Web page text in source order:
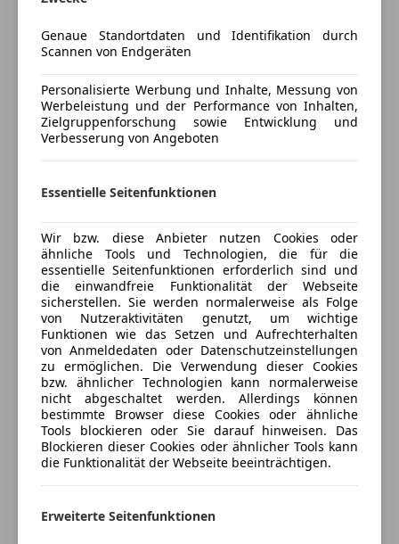
Polsterung Leder (Polster Original)
Motor, Antrieb und Verbrauch
Hubraum 1998 ccm
Schadstoffklasse EURO 6d
CO2-Ausstoß 35 g/km
Fahrzeughistorie
Herkunftsland Österreich
Anzahl Schlüssel 2
Fahrzeugzustand Unfallfrei
Letzter Service am 27.06.2025
Gewerbliche Nutzung Nein
Mehr anzeigen
Versicherung
Kfz-Versicherung
Versicherungsschutz an Ihre Bedürfnisse
Freischaden-Gutschein ab Stufe 0
Auto einfach online versichern & Rabatt holen
Jetzt berechnen
Verkäufer Privat
1110 wien, AT
Genaue Standortdaten und Identifikation durch
Scannen von Endgeräten
Personalisierte Werbung und Inhalte, Messung von
Werbeleistung und der Performance von Inhalten,
Zielgruppenforschung sowie Entwicklung und
Verbesserung von Angeboten
Essentielle Seitenfunktionen
Wir bzw. diese Anbieter nutzen Cookies oder
ähnliche Tools und Technologien, die für die
essentielle Seitenfunktionen erforderlich sind und
die einwandfreie Funktionalität der Webseite
sicherstellen. Sie werden normalerweise als Folge
von Nutzeraktivitäten genutzt, um wichtige
Funktionen wie das Setzen und Aufrechterhalten
von Anmeldedaten oder Datenschutzeinstellungen
zu ermöglichen. Die Verwendung dieser Cookies
bzw. ähnlicher Technologien kann normalerweise
nicht abgeschaltet werden. Allerdings können
bestimmte Browser diese Cookies oder ähnliche
Tools blockieren oder Sie darauf hinweisen. Das
Blockieren dieser Cookies oder ähnlicher Tools kann
die Funktionalität der Webseite beeinträchtigen.
Erweiterte Seitenfunktionen